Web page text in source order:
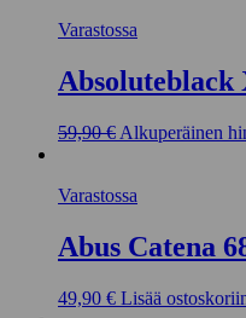
Varastossa
Absoluteblack
59,90€ Alkuperäinen
Varastossa
Abus Catena
49,90 € Lisää